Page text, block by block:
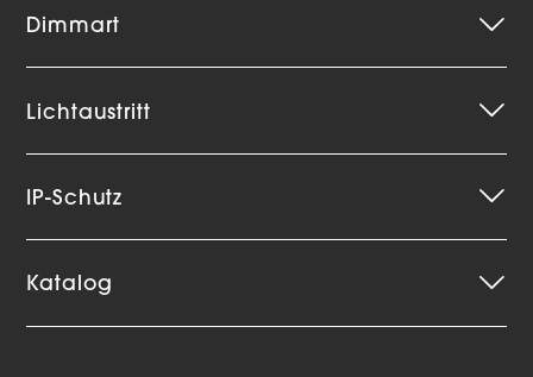
Dimmart
Lichtaustritt
IP-Schutz
Katalog